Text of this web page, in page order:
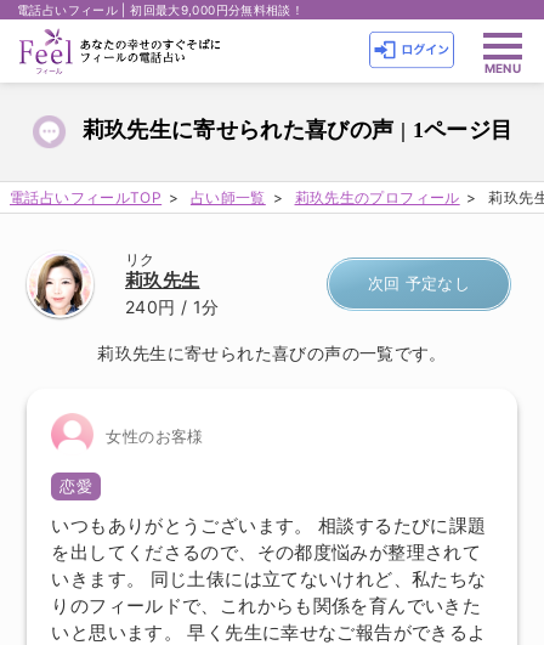
電話占いフィール | 初回最大9,000円分無料相談！
莉玖先生に寄せられた喜びの声 | 1ページ目
電話占いフィールTOP 占い師一覧 莉玖先生のプロフィール 莉玖先
リク
莉玖先生
240円 / 1分
次回 予定なし
莉玖先生に寄せられた喜びの声の一覧です。
女性のお客様
恋愛
いつもありがとうございます。 相談するたびに課題
を出してくださるので、その都度悩みが整理されて
いきます。 同じ土俵には立てないけれど、私たちな
りのフィールドで、これからも関係を育んでいきた
いと思います。 早く先生に幸せなご報告ができるよ